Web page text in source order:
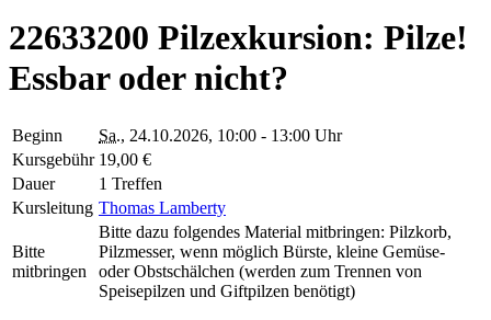
22633200 Pilzexkursion: Pilze!
Essbar oder nicht?
Beginn Sa., 24.10.2026, 10:00 - 13:00 Uhr
Kursgebühr 19,00 €
Dauer
1 Treffen
Kursleitung Thomas Lamberty
Bitte
mitbringen
Bitte dazu folgendes Material mitbringen: Pilzkorb,
Pilzmesser, wenn möglich Bürste, kleine Gemüse-
oder Obstschälchen (werden zum Trennen von
Speisepilzen und Giftpilzen benötigt)